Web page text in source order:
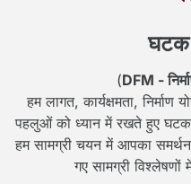
घटक
(DFM -
हम लागत, कार्यक्षमता,
पहलुओं को ध्यान में रखते हुए
हम सामग्री चयन में आपका
गए सामग्री